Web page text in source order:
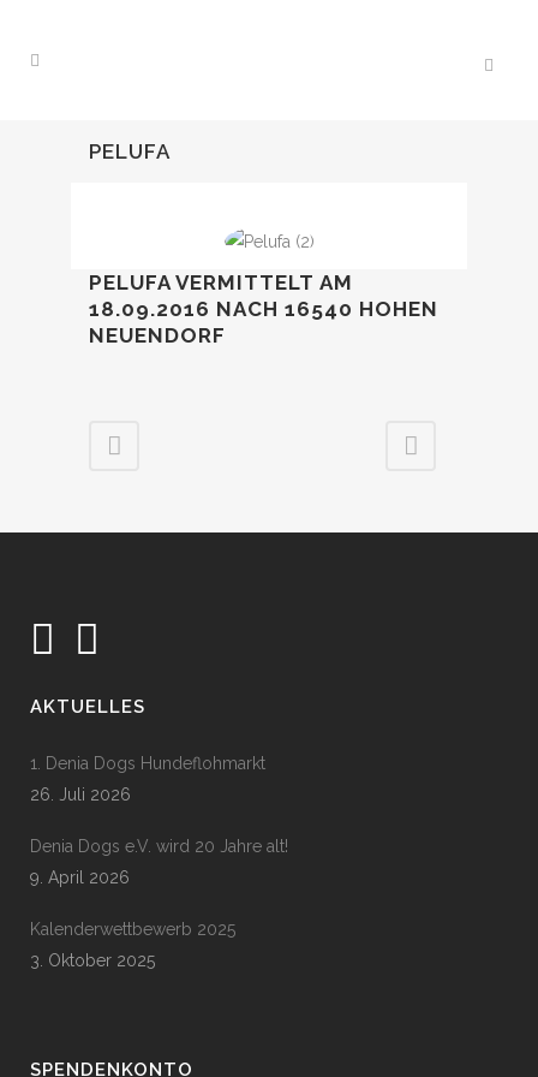
PELUFA
PELUFA VERMITTELT AM
18.09.2016 NACH 16540 HOHEN
NEUENDORF
AKTUELLES
1. Denia Dogs Hundeflohmarkt
26. Juli 2026
Denia Dogs e.V. wird 20 Jahre alt!
9. April 2026
Kalenderwettbewerb 2025
3. Oktober 2025
SPENDENKONTO